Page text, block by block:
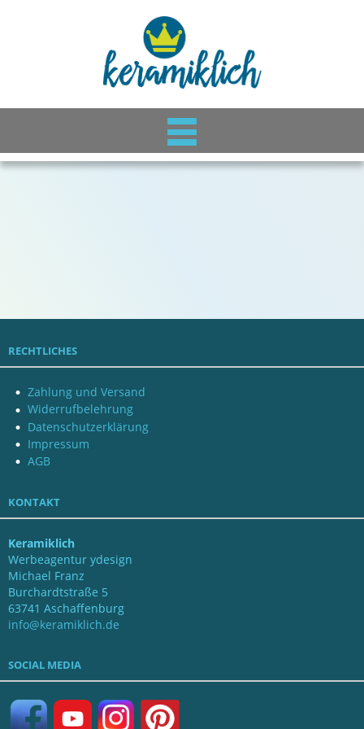
RECHTLICHES
Zahlung und Versand
Widerrufbelehrung
Datenschutzerklärung
Impressum
AGB
KONTAKT
Keramiklich
Werbeagentur ydesign
Michael Franz
Burchardtstraße 5
63741 Aschaffenburg
info@keramiklich.de
SOCIAL MEDIA